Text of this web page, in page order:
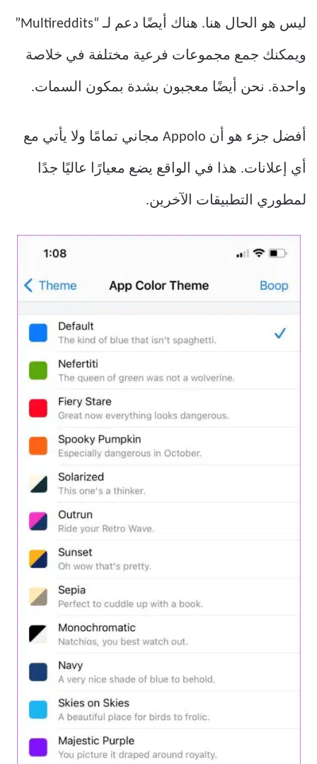
ليس هو الحال هنا. هناك أيضًا دعم لـ “Multireddits”
ويمكنك جمع مجموعات فرعية مختلفة في خلاصة
واحدة. نحن أيضًا معجبون بشدة بمكون السمات.
أفضل جزء هو أن Appolo مجاني تمامًا ولا يأتي مع
أي إعلانات. هذا في الواقع يضع معيارًا عاليًا جدًا
لمطوري التطبيقات الآخرين.